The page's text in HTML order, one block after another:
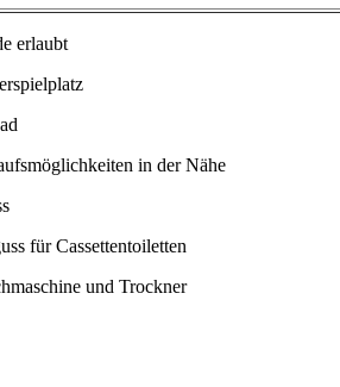
erlaubt
in der Nähe
für Cassettentoiletten
und Trockner